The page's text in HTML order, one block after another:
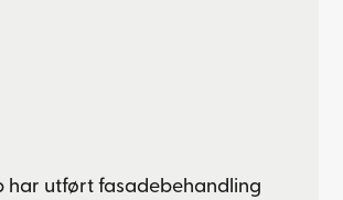
har utført fasadebehandling